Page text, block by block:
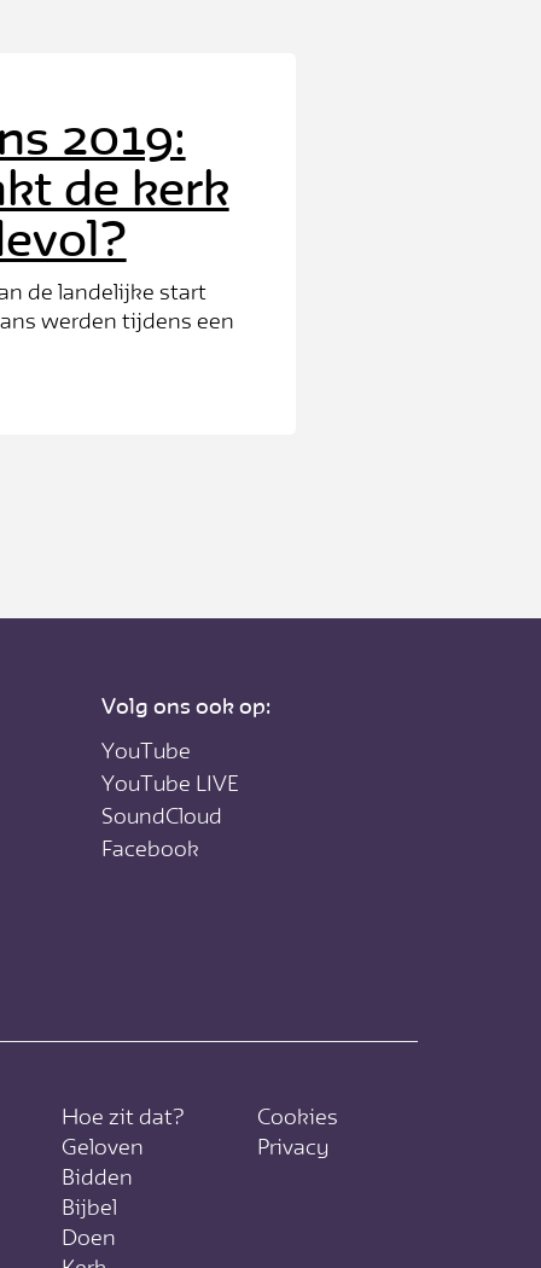
2019:
de kerk
de landelijke start
werden tijdens een
januari de resultaten
Volg ons ook op:
YouTube
YouTube LIVE
SoundCloud
Facebook
Hoe zit dat?
Geloven
Bidden
Bijbel
Doen
Cookies
Privacy